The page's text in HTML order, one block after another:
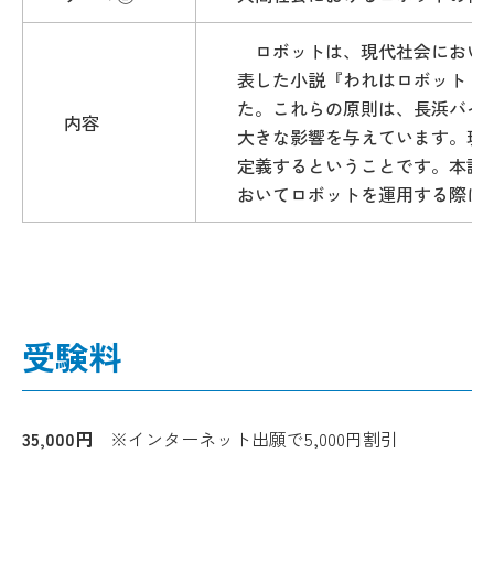
内容
ロボットは、現代社会におい
表した小説『われはロボット
た。これらの原則は、長浜バ
大きな影響を与えています。
定義するということです。本
おいてロボットを運用する際
受験料
35,000円 ※インターネット出願で5,000円割引